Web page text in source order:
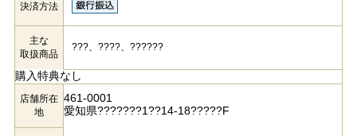
決済方法
主な
取扱商品
???、????、??????
購入特典なし
店舗所在
地
461-0001
愛知県???????1??14-18?????F